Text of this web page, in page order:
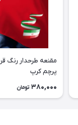
مقنعه طرحدار رنگ
پرچم کرپ
380,000 تومان